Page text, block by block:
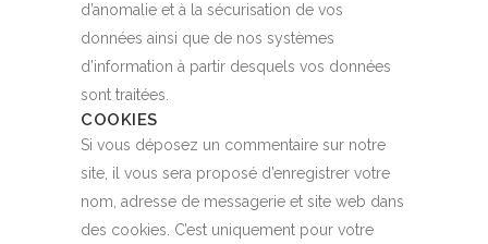
d’anomalie et à la sécurisation de vos
données ainsi que de nos systèmes
d’information à partir desquels vos données
sont traitées.
COOKIES
Si vous déposez un commentaire sur notre
site, il vous sera proposé d’enregistrer votre
nom, adresse de messagerie et site web dans
des cookies. C’est uniquement pour votre